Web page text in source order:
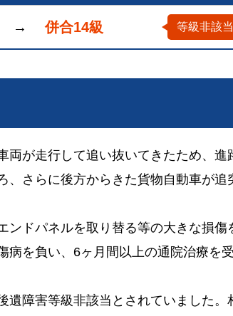
→ 併合14級 等級非該
両が走行して追い抜いてきたため、進
、さらに後方からきた貨物自動車が追
ンドパネルを取り替る等の大きな損傷
病を負い、6ヶ月間以上の通院治療を
遺障害等級非該当とされていました。